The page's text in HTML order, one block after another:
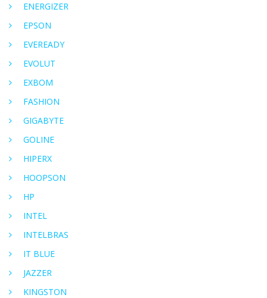
ENERGIZER
EPSON
EVEREADY
EVOLUT
EXBOM
FASHION
GIGABYTE
GOLINE
HIPERX
HOOPSON
HP
INTEL
INTELBRAS
IT BLUE
JAZZER
KINGSTON